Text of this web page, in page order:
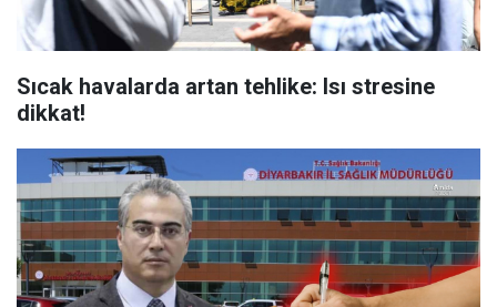
Sıcak havalarda artan tehlike: Isı stresine
dikkat!